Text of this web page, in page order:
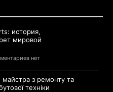
история,
мировой
нет
з ремонту та
техніки